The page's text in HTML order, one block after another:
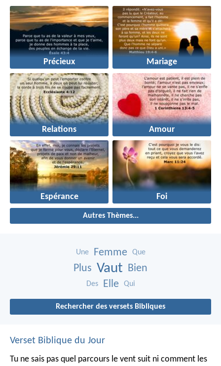
Précieux Mariage
Relations Amour
Espérance Foi
Autres Thèmes...
Une Femme Que
Plus Vaut Bien
Des Elle Qui
Rechercher des versets Bibliques
Verset Biblique du Jour
Tu ne sais pas quel parcours le vent suit ni comment les